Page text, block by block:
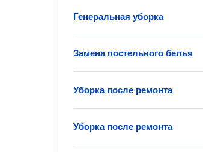
Генеральная уборка
Замена постельного белья
Уборка после ремонта
Уборка после ремонта